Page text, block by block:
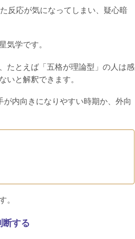
反応が気になってしまい、疑心暗
気学です。
たとえば「五格が理論型」の人は感
いと解釈できます。
が内向きになりやすい時期か、外向
。
断する